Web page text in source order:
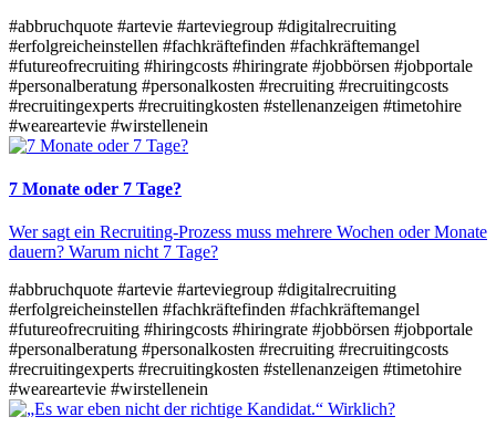
#abbruchquote #artevie #arteviegroup #digitalrecruiting
#erfolgreicheinstellen #fachkräftefinden #fachkräftemangel
#futureofrecruiting #hiringcosts #hiringrate #jobbörsen #jobportale
#personalberatung #personalkosten #recruiting #recruitingcosts
#recruitingexperts #recruitingkosten #stellenanzeigen #timetohire
#weareartevie #wirstellenein
7 Monate oder 7 Tage?
Wer sagt ein Recruiting-Prozess muss mehrere Wochen oder Monate
dauern? Warum nicht 7 Tage?
#abbruchquote #artevie #arteviegroup #digitalrecruiting
#erfolgreicheinstellen #fachkräftefinden #fachkräftemangel
#futureofrecruiting #hiringcosts #hiringrate #jobbörsen #jobportale
#personalberatung #personalkosten #recruiting #recruitingcosts
#recruitingexperts #recruitingkosten #stellenanzeigen #timetohire
#weareartevie #wirstellenein